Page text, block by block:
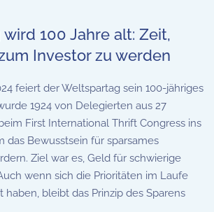
100 Jahre alt: Zeit,
Investor zu werden
feiert der Weltspartag sein 100-jähriges
1924 von Delegierten aus 27
First International Thrift Congress ins
das Bewusstsein für sparsames
Ziel war es, Geld für schwierige
wenn sich die Prioritäten im Laufe
haben, bleibt das Prinzip des Sparens